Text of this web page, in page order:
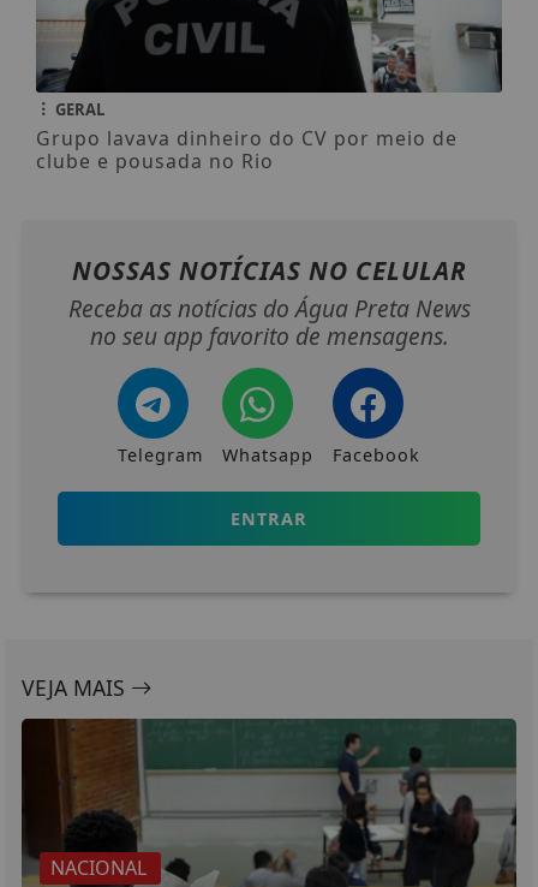
GERAL
Grupo lavava dinheiro do CV por meio de
clube e pousada no Rio
NOSSAS NOTÍCIAS NO CELULAR
Receba as notícias do Água Preta News
no seu app favorito de mensagens.
Telegram Whatsapp Facebook
ENTRAR
VEJA MAIS
NACIONAL